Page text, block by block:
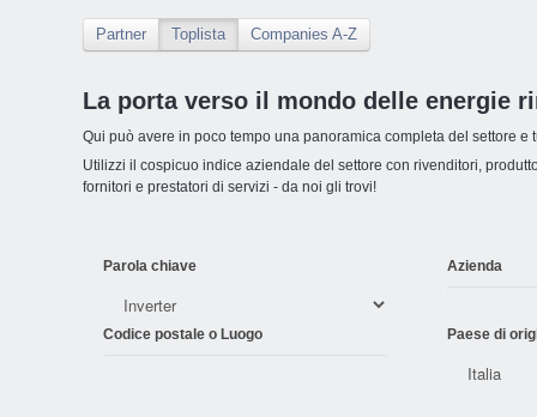
Partner Toplista Companies A-Z
La porta verso il mondo delle energie
Qui può avere in poco tempo una panoramica completa del settore e
Utilizzi il cospicuo indice aziendale del settore con rivenditori,
fornitori e prestatori di servizi - da noi gli trovi!
Parola chiave Azienda
Codice postale o Luogo Paese di